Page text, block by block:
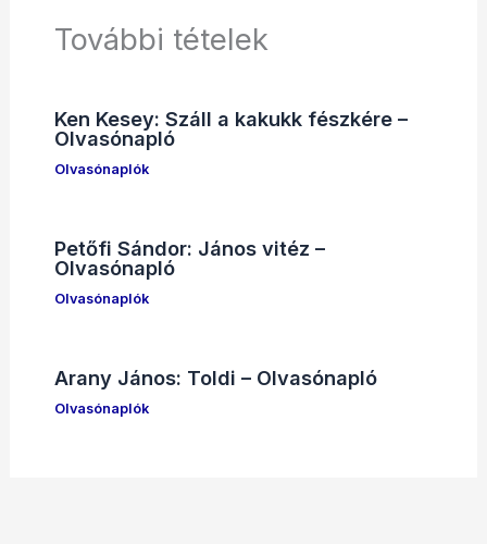
További tételek
Ken Kesey: Száll a kakukk fészkére –
Olvasónapló
Olvasónaplók
Petőfi Sándor: János vitéz –
Olvasónapló
Olvasónaplók
Arany János: Toldi – Olvasónapló
Olvasónaplók